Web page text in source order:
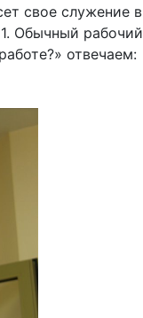
свое служение в
Обычный рабочий
отвечаем: